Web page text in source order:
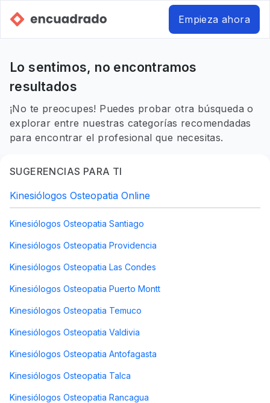
Empieza ahora
Lo sentimos, no encontramos
resultados
¡No te preocupes! Puedes probar otra búsqueda o
explorar entre nuestras categorías recomendadas
para encontrar el profesional que necesitas.
SUGERENCIAS PARA TI
Kinesiólogos Osteopatia Online
Kinesiólogos Osteopatia Santiago
Kinesiólogos Osteopatia Providencia
Kinesiólogos Osteopatia Las Condes
Kinesiólogos Osteopatia Puerto Montt
Kinesiólogos Osteopatia Temuco
Kinesiólogos Osteopatia Valdivia
Kinesiólogos Osteopatia Antofagasta
Kinesiólogos Osteopatia Talca
Kinesiólogos Osteopatia Rancagua